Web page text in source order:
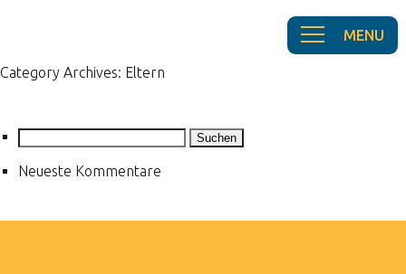
Category Archives: Eltern
Suchen
Neueste Kommentare